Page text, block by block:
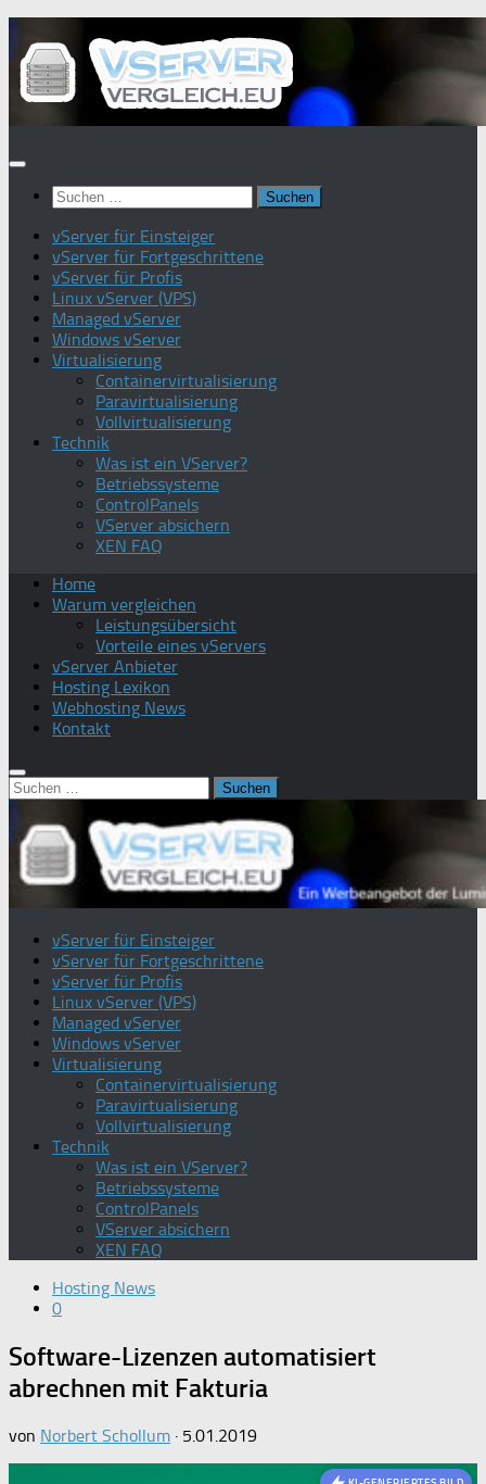
Inhalt
springen
Suchen
nach:
vServer für Einsteiger
vServer für Fortgeschrittene
vServer für Profis
Linux vServer (VPS)
Managed vServer
Windows vServer
Virtualisierung
Containervirtualisierung
Paravirtualisierung
Vollvirtualisierung
Technik
Was ist ein VServer?
Betriebssysteme
ControlPanels
VServer absichern
XEN FAQ
Home
Warum vergleichen
Leistungsübersicht
Vorteile eines vServers
vServer Anbieter
Hosting Lexikon
Webhosting News
Kontakt
Suchen
nach:
vServer für Einsteiger
vServer für Fortgeschrittene
vServer für Profis
Linux vServer (VPS)
Managed vServer
Windows vServer
Virtualisierung
Containervirtualisierung
Paravirtualisierung
Vollvirtualisierung
Technik
Was ist ein VServer?
Betriebssysteme
ControlPanels
VServer absichern
XEN FAQ
Hosting News
0
Software-Lizenzen automatisiert
abrechnen mit Fakturia
von Norbert Schollum · 5.01.2019